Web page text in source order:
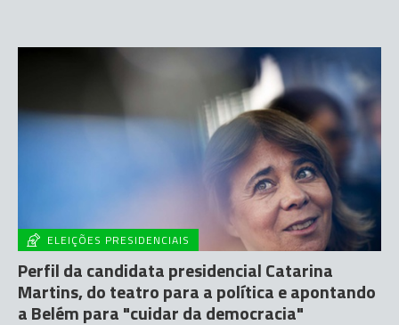
ELEIÇÕES PRESIDENCIAIS
Perfil da candidata presidencial Catarina
Martins, do teatro para a política e apontando
a Belém para "cuidar da democracia"